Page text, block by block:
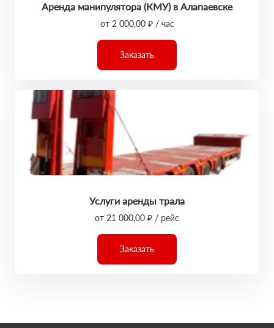
Аренда манипулятора (КМУ) в Алапаевске
от 2 000,00 ₽ / час
Заказать
Услуги аренды трала
от 21 000,00 ₽ / рейс
Заказать